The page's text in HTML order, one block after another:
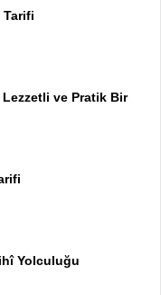
Tarifi
Lezzetli ve Pratik Bir
Yolculuğu